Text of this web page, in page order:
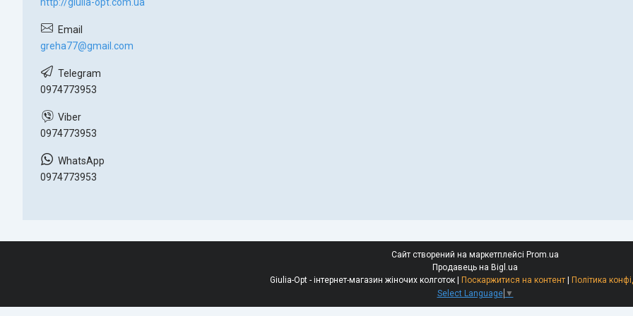
http://giulia-opt.com.ua
greha77@gmail.com
0974773953
0974773953
0974773953
Сайт створений на маркетплейсі Prom.ua
Продавець на Bigl.ua
Поскаржитися на контент
Політика
Select Language ▼